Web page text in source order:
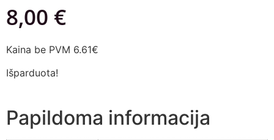
8,00 €
Kaina be PVM 6.61€
Išparduota!
Papildoma informacija